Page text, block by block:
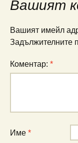
Вашият
Вашият имейл
Задължителните
Коментар: *
Име *